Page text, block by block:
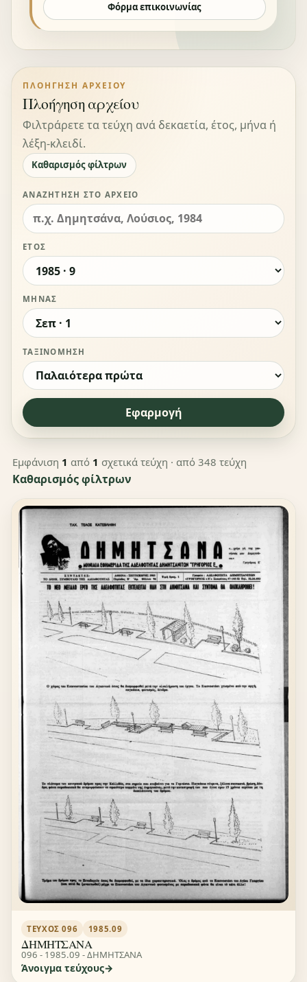
Φόρμα επικοινωνίας
ΠΛΟΉΓΗΣΗ ΑΡΧΕΊΟΥ
Πλοήγηση αρχείου
Φιλτράρετε τα τεύχη ανά δεκαετία, έτος, μήνα ή
λέξη-κλειδί.
Καθαρισμός φίλτρων
ΑΝΑΖΉΤΗΣΗ ΣΤΟ ΑΡΧΕΊΟ
ΈΤΟΣ
ΜΉΝΑΣ
ΤΑΞΙΝΌΜΗΣΗ
Εφαρμογή
Εμφάνιση 1 από 1 σχετικά τεύχη · από 348 τεύχη
Καθαρισμός φίλτρων
ΤΕΎΧΟΣ 096 1985.09
ΔΗΜΗΤΣΑΝΑ
096 - 1985.09 - ΔΗΜΗΤΣΑΝΑ
Άνοιγμα τεύχους